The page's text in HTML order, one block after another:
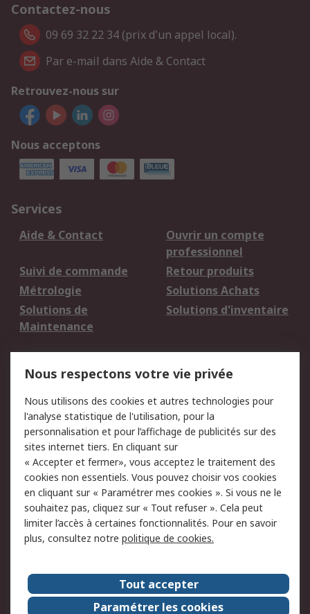
Contactez-nous
09 69 32 22 34 (prix d'un appel local).
Par e-mail dans Aide & Contact
Retrouvez-nous sur
Nous acceptons
Services
Aide & Contact
Ouvrir un compte
professionnel
Suivi de commande
Retour produits
Métrologie
Solutions Achats
Solutions de
Maintenance
Solutions d'inventaire
du site
Politique de protection
des données - Mise à
jour
Sécurité des E-mails
Conditions générales
de vente
Politique anti-
corruption
Campagnes marketing
A propos de RS
A propos de RS France
Evénements
Le groupe RS Group Plc
Presse
Nous respectons votre vie privée
Nous utilisons des cookies et autres technologies pour
l'analyse statistique de l'utilisation, pour la
personnalisation et pour l’affichage de publicités sur des
sites internet tiers. En cliquant sur
« Accepter et fermer», vous acceptez le traitement des
cookies non essentiels. Vous pouvez choisir vos cookies
en cliquant sur « Paramétrer mes cookies ». Si vous ne le
souhaitez pas, cliquez sur « Tout refuser ». Cela peut
limiter l’accès à certaines fonctionnalités. Pour en savoir
plus, consultez notre politique de cookies.
Tout accepter
Paramétrer les cookies